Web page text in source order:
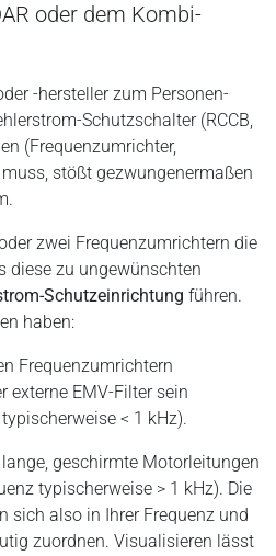
oder dem Kombi-
-hersteller zum Personen-
Schutzschalter (RCCB,
(Frequenzumrichter,
stößt gezwungenermaßen
zwei Frequenzumrichtern die
diese zu ungewünschten
Schutzeinrichtung führen.
haben:
Frequenzumrichtern
externe EMV-Filter sein
< 1 kHz).
geschirmte Motorleitungen
typischerweise > 1 kHz). Die
sich also in Ihrer Frequenz und
zuordnen. Visualisieren lässt